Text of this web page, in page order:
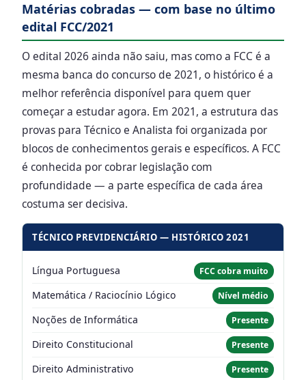
Matérias cobradas — com base no último
edital FCC/2021
O edital 2026 ainda não saiu, mas como a FCC é a
mesma banca do concurso de 2021, o histórico é a
melhor referência disponível para quem quer
começar a estudar agora. Em 2021, a estrutura das
provas para Técnico e Analista foi organizada por
blocos de conhecimentos gerais e específicos. A FCC
é conhecida por cobrar legislação com
profundidade — a parte específica de cada área
costuma ser decisiva.
TÉCNICO PREVIDENCIÁRIO — HISTÓRICO 2021
Língua Portuguesa FCC cobra muito
Matemática / Raciocínio Lógico Nível médio
Noções de Informática Presente
Direito Constitucional Presente
Direito Administrativo Presente